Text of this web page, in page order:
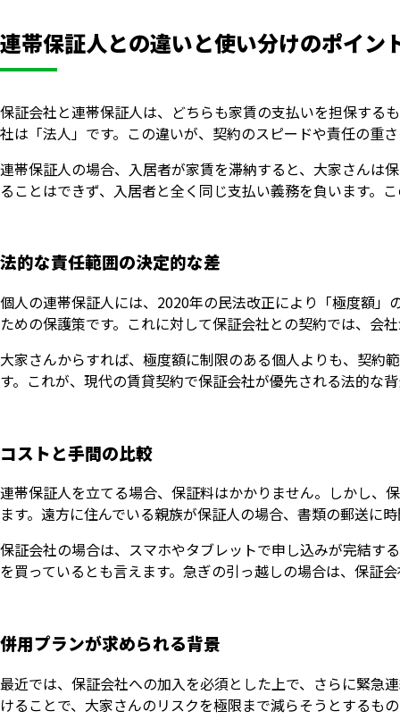
連帯保証人との違いと使い分けのポイン
保証会社と連帯保証人は、どちらも家賃の支払いを担保する
社は「法人」です。この違いが、契約のスピードや責任の重
連帯保証人の場合、入居者が家賃を滞納すると、大家さんは
ることはできず、入居者と全く同じ支払い義務を負います。
法的な責任範囲の決定的な差
個人の連帯保証人には、2020年の民法改正により「極度額
ための保護策です。これに対して保証会社との契約では、会
大家さんからすれば、極度額に制限のある個人よりも、契約
す。これが、現代の賃貸契約で保証会社が優先される法的な
コストと手間の比較
連帯保証人を立てる場合、保証料はかかりません。しかし、
ます。遠方に住んでいる親族が保証人の場合、書類の郵送に
保証会社の場合は、スマホやタブレットで申し込みが完結す
を買っているとも言えます。急ぎの引っ越しの場合は、保証
併用プランが求められる背景
最近では、保証会社への加入を必須とした上で、さらに緊急
けることで、大家さんのリスクを極限まで減らそうとするも